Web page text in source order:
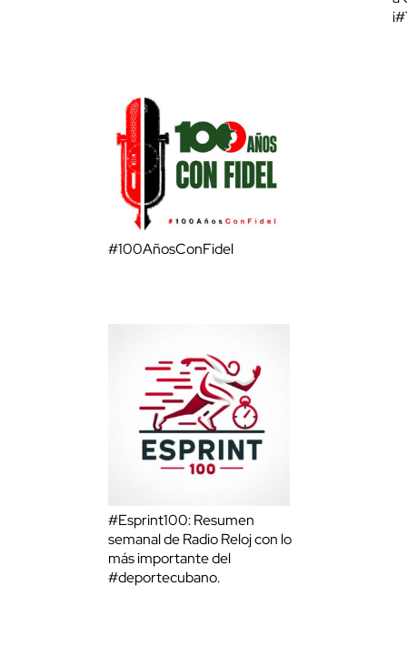
#100AñosConFidel
#Esprint100: Resumen
semanal de Radio Reloj con lo
más importante del
#deportecubano.